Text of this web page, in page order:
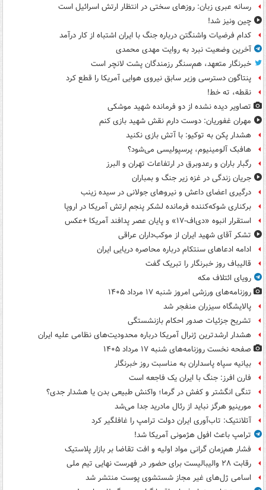
رسانه عبری زبان: روزهای سختی در انتظار ارتش اسرائیل است
چین ونیز شد!
کدام فرضیات واشنگتن درباره جنگ با ایران اشتباه از کار درآمد
آخرین وضعیت نبرد به روایت مهدی محمدی
خبرنگار متعهد، هم‌سنگر رزمندگان پشت لانچر است
پنتاگون دسترسی وزیر سابق نیروی هوایی آمریکا را قطع کرد
نقطه، ته خط!
تصاویر دیده‌ نشده از دو فرمانده شهید موشکی
مهران غفوریان: دوست دارم نقش شهید بازی کنم
هشدار پکن به توکیو: با آتش بازی نکنید
هافبک آلومینیوم، پرسپولیسی می‌شود؟
رگبار باران و رعدوبرق در ارتفاعات تهران و البرز
جریان زندگی در غزه زیر جنگ و بمباران
درگیری اعضای داعش و نیروهای جولانی در سیده زینب
برکناری شوکه‌کننده فرمانده لشکر پنجم ارتش آمریکا در اروپا
استقرار انبوه «دی‌اف‑۱۷» و پایان عصر پدافند آمریکا +عکس
تشکر آقای شهید ایران از موکب‌داران عراقی
ادامه ادعاهای سنتکام درباره محاصره دریایی ایران
قالیباف روز خبرنگار را تبریک گفت
رویای ائتلاف مکه
روزنامه‌های ورزشی امروز ‌شنبه ۱۷ مرداد ۱۴۰۵
پالایشگاه سیزران منفجر شد
تشریح جزئیات صدور احکام بازنشستگی
هشدار ارشدترین ژنرال آمریکا درباره محدودیت‌های نظامی علیه ایران
صفحه نخست روزنامه‌های شنبه ۱۷ مرداد ۱۴۰۵
بیانیه سپاه پاسداران به مناسبت روز خبرنگار
فارن افرز: جنگ با ایران یک فاجعه است
تنگی انگشتر و کفش در گرما؛ واکنش طبیعی بدن یا هشدار جدی؟
مورینیو هرگز نباید از رئال مادرید جدا می‌شد
آتلانتیک: تاب‌آوری ایران دولت ترامپ را غافلگیر کرد
ترامپ باعث افول هژمونی آمریکا شد!
فشار هم‌زمان گرانی مواد اولیه و افت تقاضا بر بازار پلاستیک
رقابت ۲۸ والیبالیست برای حضور در فهرست نهایی تیم ملی
اسامی ژل‌های غیر مجاز شستشوی پوست منتشر شد